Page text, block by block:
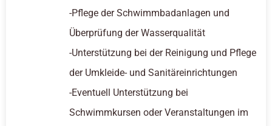
-Pflege der Schwimmbadanlagen und
Überprüfung der Wasserqualität
-Unterstützung bei der Reinigung und Pflege
der Umkleide- und Sanitäreinrichtungen
-Eventuell Unterstützung bei
Schwimmkursen oder Veranstaltungen im